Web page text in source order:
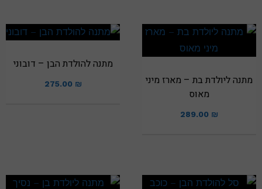
מתנה ליולדת בת – מארז מיני
מאוס
289.00 ₪
מתנה להולדת הבן – דובוני
275.00 ₪